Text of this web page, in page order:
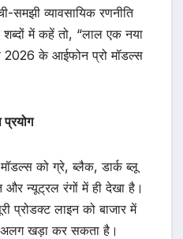
समझी व्यावसायिक रणनीति
में कहें तो, “लाल एक नया
2026 के आईफोन प्रो मॉडल्स
प्रयोग
को ग्रे, ब्लैक, डार्क ब्लू
न्यूट्रल रंगों में ही देखा है।
प्रोडक्ट लाइन को बाजार में
अलग खड़ा कर सकता है।